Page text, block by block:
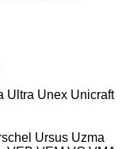
Ultra Unex Unicraft
Ursus Uzma